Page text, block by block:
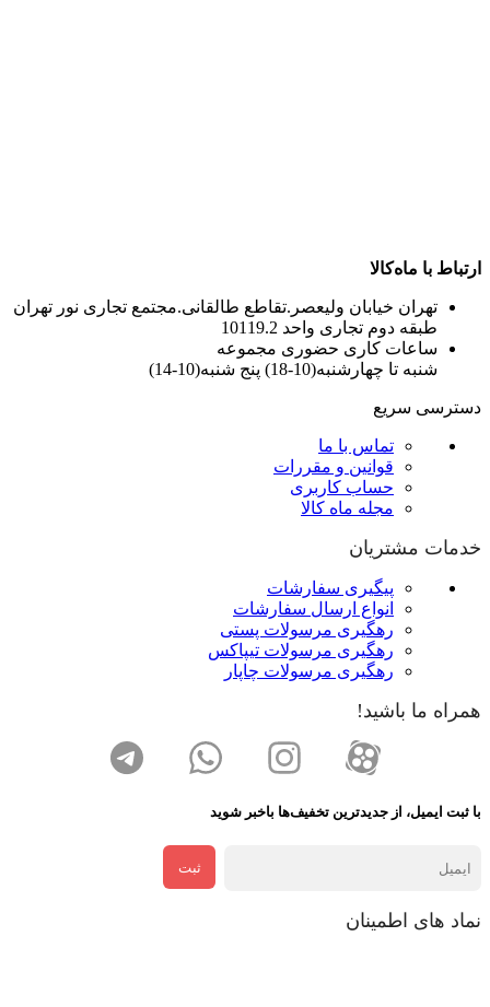
ارتباط با ماه‌کالا
تهران خیابان ولیعصر.تقاطع طالقانی.مجتمع تجاری نور تهران
طبقه دوم تجاری واحد 10119.2
ساعات کاری حضوری مجموعه
شنبه تا چهارشنبه(10-18) پنج شنبه(10-14)
دسترسی سریع
تماس با ما
قوانین و مقررات
حساب کاربری
مجله ماه کالا
خدمات مشتریان
پیگیری سفارشات
انواع ارسال سفارشات
رهگیری مرسولات پستی
رهگیری مرسولات تیپاکس
رهگیری مرسولات چاپار
همراه ما باشید!
با ثبت ایمیل، از جدید‌ترین تخفیف‌ها با‌خبر شوید
ثبت
نماد های اطمینان